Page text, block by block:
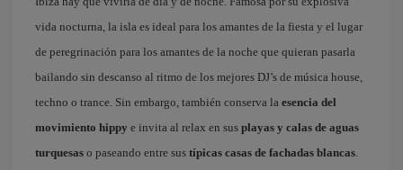
vida nocturna, la isla es ideal para los amantes de la fiesta y el lugar
de peregrinación para los amantes de la noche que quieran pasarla
bailando sin descanso al ritmo de los mejores DJ’s de música house,
techno o trance. Sin embargo, también conserva la esencia del
movimiento hippy e invita al relax en sus playas y calas de aguas
turquesas o paseando entre sus típicas casas de fachadas blancas.